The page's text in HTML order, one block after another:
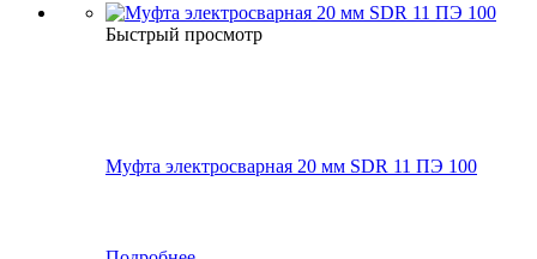
Быстрый просмотр
Муфта электросварная 20 мм SDR 11 ПЭ 100